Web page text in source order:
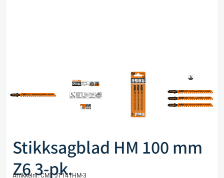
Stikksagblad HM 100 mm
Z6 3-pk.
Artikkelnr. CMT JT141HM-3